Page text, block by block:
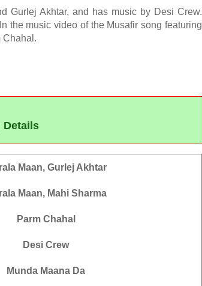
Gurlej Akhtar, and has music by Desi Crew.
the music video of the Musafir song featuring
Chahal.
Details
Maan, Gurlej Akhtar
Maan, Mahi Sharma
Parm Chahal
Desi Crew
Munda Maana Da